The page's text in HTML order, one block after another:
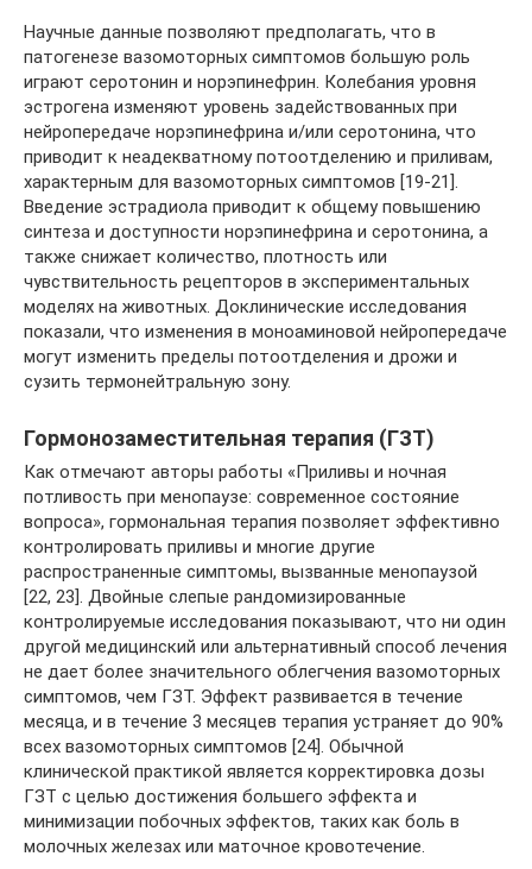
Научные данные позволяют предполагать, что в
патогенезе вазомоторных симптомов большую роль
играют серотонин и норэпинефрин. Колебания уровня
эстрогена изменяют уровень задействованных при
нейропередаче норэпинефрина и/или серотонина, что
приводит к неадекватному потоотделению и приливам,
характерным для вазомоторных симптомов [19-21].
Введение эстрадиола приводит к общему повышению
синтеза и доступности норэпинефрина и серотонина, а
также снижает количество, плотность или
чувствительность рецепторов в экспериментальных
моделях на животных. Доклинические исследования
показали, что изменения в моноаминовой нейропередаче
могут изменить пределы потоотделения и дрожи и
сузить термонейтральную зону.
Гормонозаместительная терапия (ГЗТ)
Как отмечают авторы работы «Приливы и ночная
потливость при менопаузе: современное состояние
вопроса», гормональная терапия позволяет эффективно
контролировать приливы и многие другие
распространенные симптомы, вызванные менопаузой
[22, 23]. Двойные слепые рандомизированные
контролируемые исследования показывают, что ни один
другой медицинский или альтернативный способ лечения
не дает более значительного облегчения вазомоторных
симптомов, чем ГЗТ. Эффект развивается в течение
месяца, и в течение 3 месяцев терапия устраняет до 90%
всех вазомоторных симптомов [24]. Обычной
клинической практикой является корректировка дозы
ГЗТ с целью достижения большего эффекта и
минимизации побочных эффектов, таких как боль в
молочных железах или маточное кровотечение.